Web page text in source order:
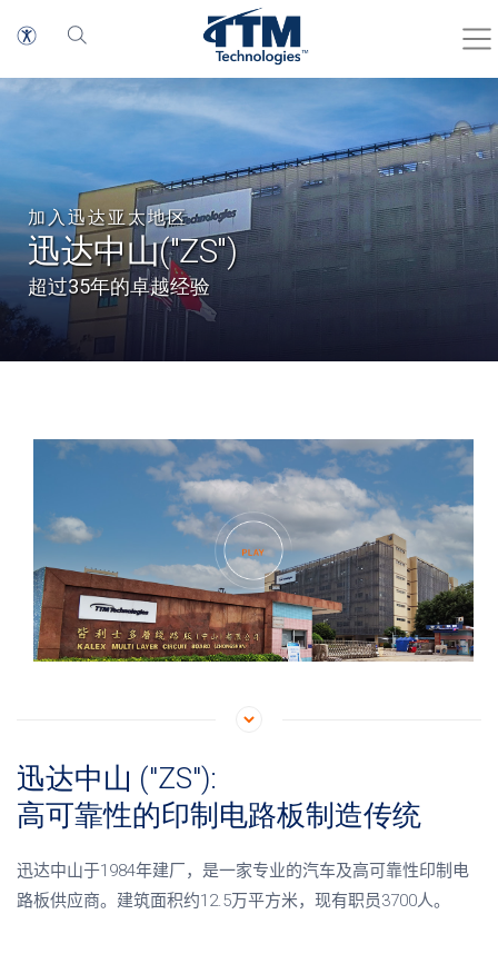
加入迅达亚太地区
迅达中山("ZS")
超过35年的卓越经验
迅达中山 ("ZS"):
高可靠性的印制电路板制造传统
迅达中山于1984年建厂，是一家专业的汽车及高可靠性印制电
路板供应商。建筑面积约12.5万平方米，现有职员3700人。